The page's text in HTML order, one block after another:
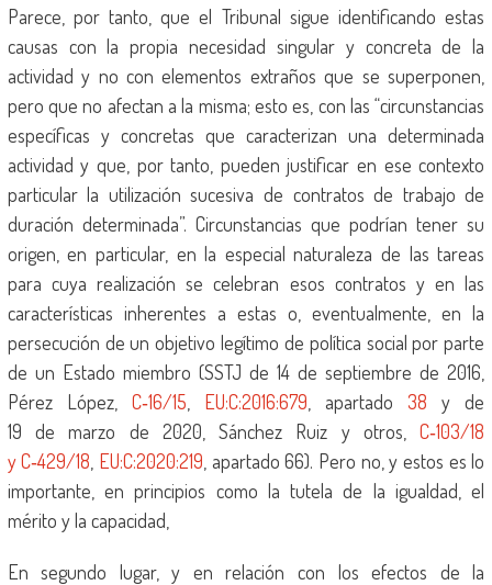
Parece, por tanto, que el Tribunal sigue identificando estas
causas con la propia necesidad singular y concreta de la
actividad y no con elementos extraños que se superponen,
pero que no afectan a la misma; esto es, con las “circunstancias
específicas y concretas que caracterizan una determinada
actividad y que, por tanto, pueden justificar en ese contexto
particular la utilización sucesiva de contratos de trabajo de
duración determinada”. Circunstancias que podrían tener su
origen, en particular, en la especial naturaleza de las tareas
para cuya realización se celebran esos contratos y en las
características inherentes a estas o, eventualmente, en la
persecución de un objetivo legítimo de política social por parte
de un Estado miembro (SSTJ de 14 de septiembre de 2016,
Pérez López, C‑16/15 EU:C:2016:679 , apartado 38 y de
19 de marzo de 2020, Sánchez Ruiz y otros,C‑103/18
y C‑429/18 EU:C:2020:219 , apartado 66). Pero no, y estos es lo
importante, en principios como la tutela de la igualdad, el
mérito y la capacidad,
En segundo lugar, y en relación con los efectos de la